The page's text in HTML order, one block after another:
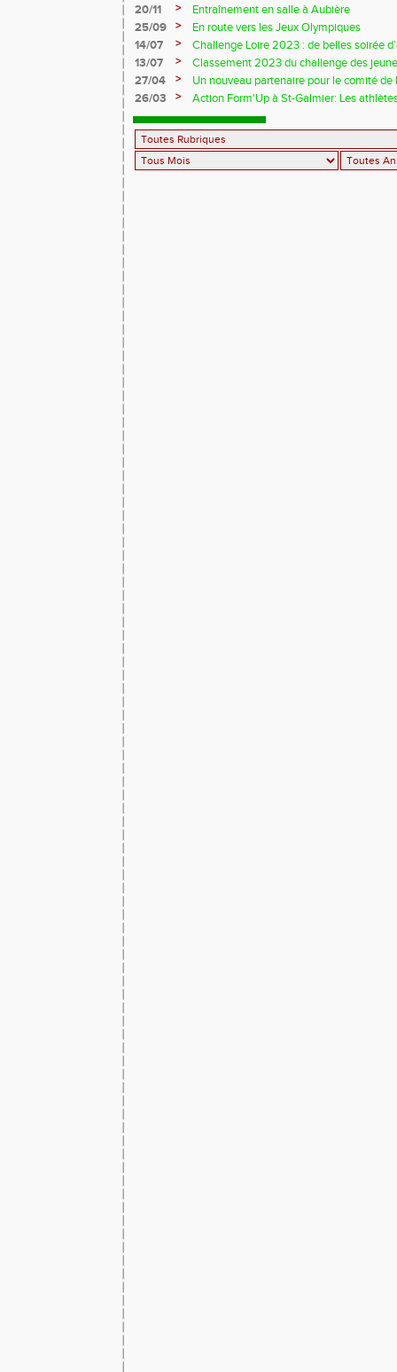
20/11
>
Entraînement en salle à Aubière
25/09
>
En route vers les Jeux Olympiques
14/07
>
Challenge Loire 2023 : de belles soirée
13/07
>
Classement 2023 du challenge des
27/04
>
Un nouveau partenaire pour le comité de
26/03
>
Action Form'Up à St-Galmier: Les